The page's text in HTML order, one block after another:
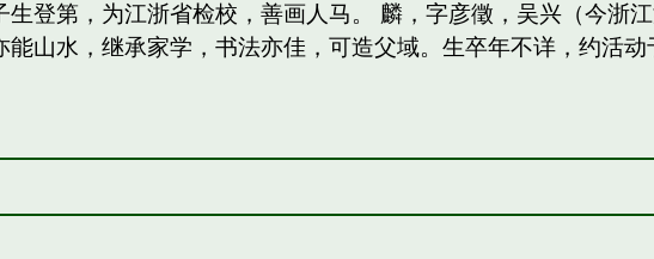
登第，为江浙省检校，善画人马。 麟，字彦徵，吴兴（今浙
山水，继承家学，书法亦佳，可造父域。生卒年不详，约活